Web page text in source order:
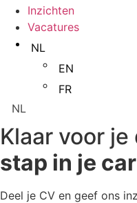
Inzichten
Vacatures
NL
EN
FR
NL
Klaar voor je
stap in je
Deel je CV en geef ons